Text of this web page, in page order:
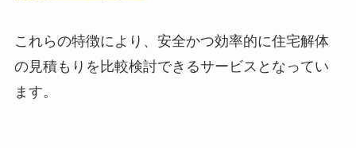
これらの特徴により、安全かつ効率的に住宅解体
の見積もりを比較検討できるサービスとなってい
ます。